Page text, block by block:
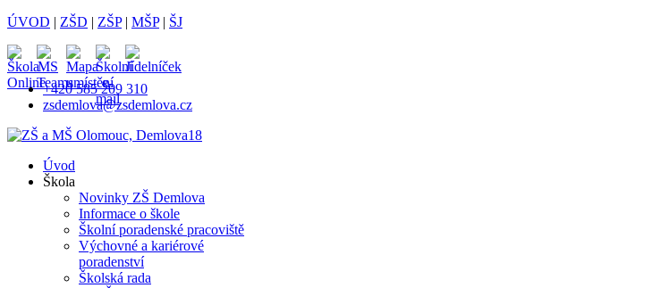
ÚVOD | ZŠD | ZŠP| MŠP| ŠJ
+420 585 209 310
zsdemlova@zsdemlova.cz
Úvod
Škola
Novinky ZŠ Demlova
Informace o škole
Školní poradenské pracoviště
Výchovné a kariérové
poradenství
Školská rada